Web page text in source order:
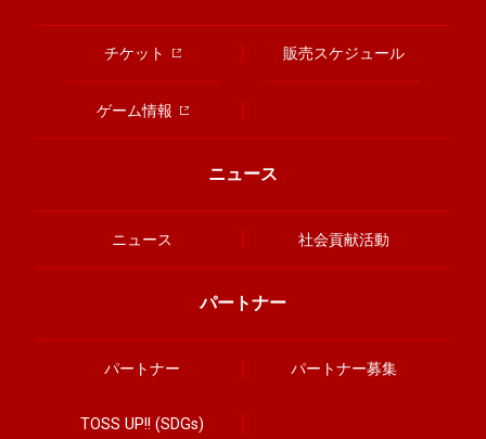
チケット 販売スケジュール
ゲーム情報
ニュース
ニュース 社会貢献活動
パートナー
パートナー パートナー募集
TOSS UP!! (SDGs)